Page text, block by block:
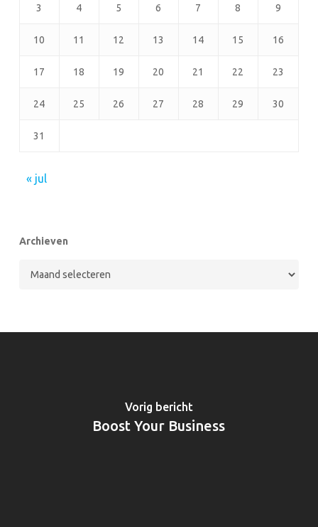
3 4 5 6 7 8 9
10 11 12 13 14 15 16
17 18 19 20 21 22 23
24 25 26 27 28 29 30
31
« jul
Archieven
Archieven
Vorig bericht
Boost Your Business